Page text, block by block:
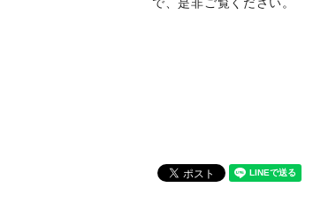
で、是非ご覧ください。